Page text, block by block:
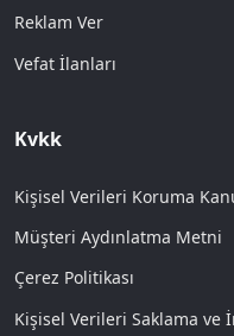
Reklam Ver
Vefat İlanları
Kvkk
Kişisel Verileri Koruma
Müşteri Aydınlatma Metni
Çerez Politikası
Kişisel Verileri Saklama ve